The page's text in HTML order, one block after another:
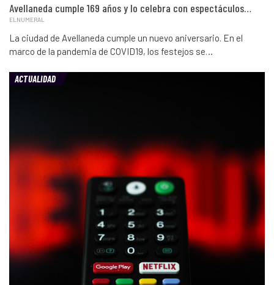
Avellaneda cumple 169 años y lo celebra con espectáculos…
ELNUMERAL
La ciudad de Avellaneda cumple un nuevo aniversario. En el
marco de la pandemia de COVID19, los festejos se…
ACTUALIDAD